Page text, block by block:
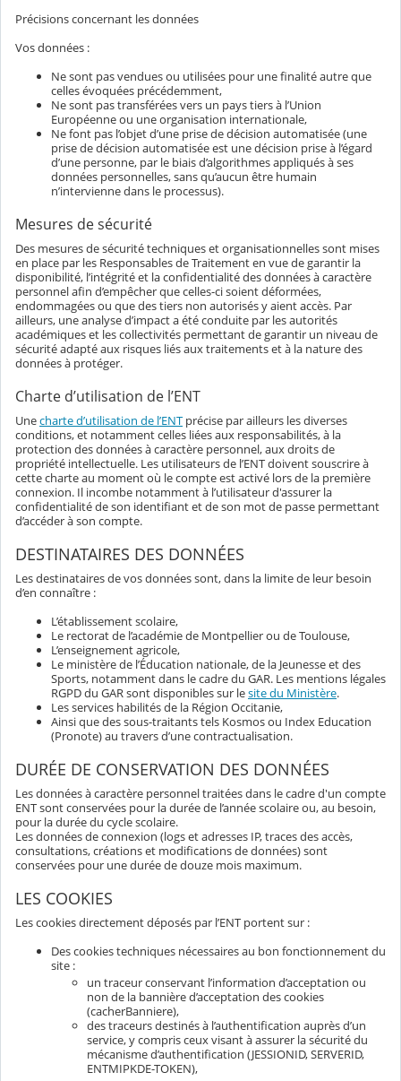
Précisions concernant les données
Vos données :
Ne sont pas vendues ou utilisées pour une finalité autre que
celles évoquées précédemment,
Ne sont pas transférées vers un pays tiers à l’Union
Européenne ou une organisation internationale,
Ne font pas l’objet d’une prise de décision automatisée (une
prise de décision automatisée est une décision prise à l’égard
d’une personne, par le biais d’algorithmes appliqués à ses
données personnelles, sans qu’aucun être humain
n’intervienne dans le processus).
Mesures de sécurité
Des mesures de sécurité techniques et organisationnelles sont mises
en place par les Responsables de Traitement en vue de garantir la
disponibilité, l’intégrité et la confidentialité des données à caractère
personnel afin d’empêcher que celles-ci soient déformées,
endommagées ou que des tiers non autorisés y aient accès. Par
ailleurs, une analyse d’impact a été conduite par les autorités
académiques et les collectivités permettant de garantir un niveau de
sécurité adapté aux risques liés aux traitements et à la nature des
données à protéger.
Charte d’utilisation de l’ENT
Unecharte d’utilisation de l’ENT précise par ailleurs les diverses
conditions, et notamment celles liées aux responsabilités, à la
protection des données à caractère personnel, aux droits de
propriété intellectuelle. Les utilisateurs de l’ENT doivent souscrire à
cette charte au moment où le compte est activé lors de la première
connexion. Il incombe notamment à l’utilisateur d'assurer la
confidentialité de son identifiant et de son mot de passe permettant
d’accéder à son compte.
DESTINATAIRES DES DONNÉES
Les destinataires de vos données sont, dans la limite de leur besoin
d’en connaître :
L’établissement scolaire,
Le rectorat de l’académie de Montpellier ou de Toulouse,
L’enseignement agricole,
Le ministère de l’Éducation nationale, de la Jeunesse et des
Sports, notamment dans le cadre du GAR. Les mentions légales
RGPD du GAR sont disponibles sur lesite du Ministère.
Les services habilités de la Région Occitanie,
Ainsi que des sous-traitants tels Kosmos ou Index Education
(Pronote) au travers d’une contractualisation.
DURÉE DE CONSERVATION DES DONNÉES
Les données à caractère personnel traitées dans le cadre d'un compte
ENT sont conservées pour la durée de l’année scolaire ou, au besoin,
pour la durée du cycle scolaire.
Les données de connexion (logs et adresses IP, traces des accès,
consultations, créations et modifications de données) sont
conservées pour une durée de douze mois maximum.
LES COOKIES
Les cookies directement déposés par l’ENT portent sur :
Des cookies techniques nécessaires au bon fonctionnement du
site :
un traceur conservant l’information d’acceptation ou
non de la bannière d’acceptation des cookies
(cacherBanniere),
des traceurs destinés à l’authentification auprès d’un
service, y compris ceux visant à assurer la sécurité du
mécanisme d’authentification (JESSIONID, SERVERID,
ENTMIPKDE-TOKEN),